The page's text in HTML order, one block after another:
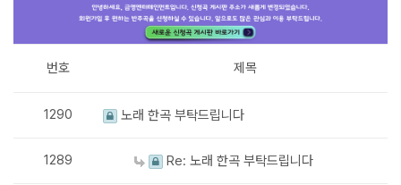
번호 제목
1290 노래 한곡 부탁드립니다
1289 Re: 노래 한곡 부탁드립니다